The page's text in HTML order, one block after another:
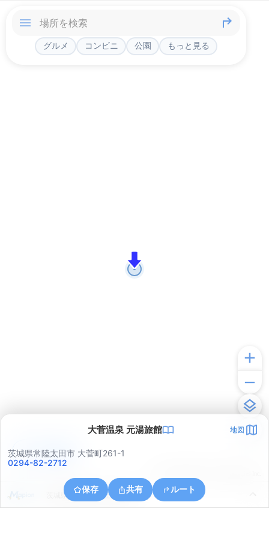
グルメ コンビニ 公園 もっと見る
大菅温泉 元湯旅館 地図
茨城県常陸太田市 大菅町261-1
0294-82-2712
保存 共有 ルート
茨城県常陸太田市上深荻町
アプリで見る